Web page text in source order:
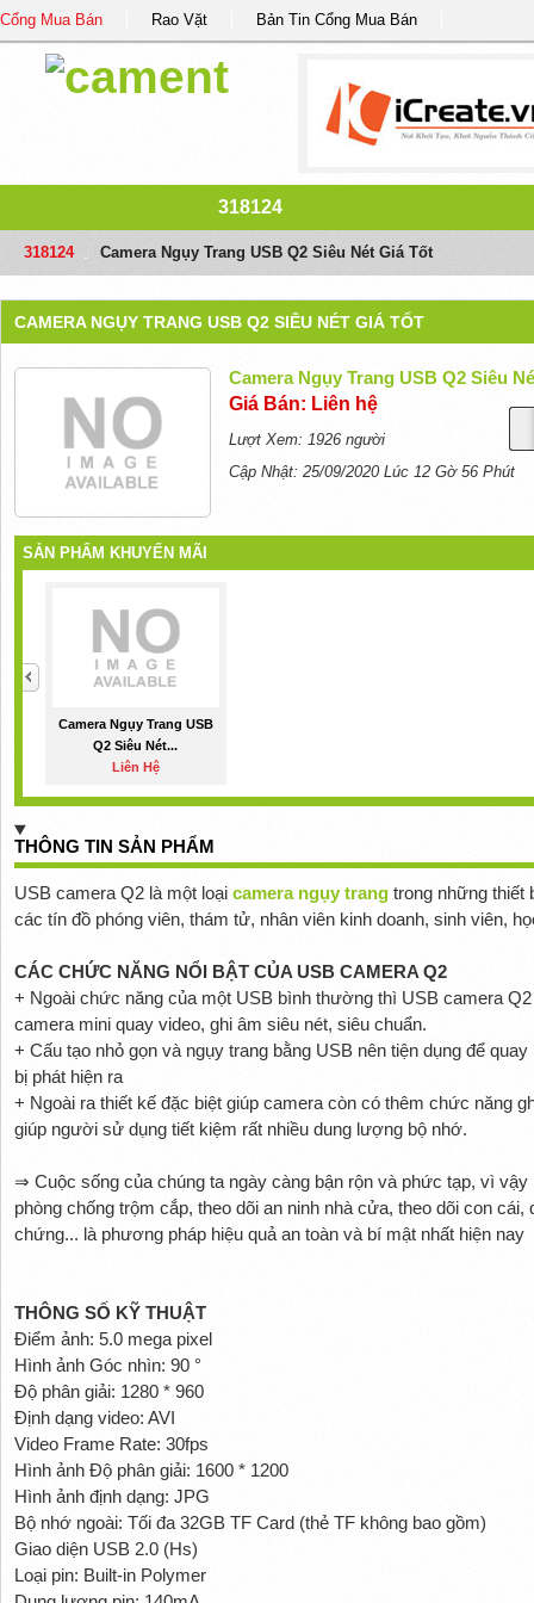
Cổng Mua Bán Rao Vặt Bản Tin Cổng Mua Bán
318124
318124 Camera Ngụy Trang USB Q2 Siêu Nét Giá Tốt
CAMERA NGỤY TRANG USB Q2 SIÊU NÉT GIÁ TỐT
Camera Ngụy Trang USB Q2 Siêu
Giá Bán: Liên hệ
Lượt Xem: 1926 người
Cập Nhật: 25/09/2020 Lúc 12 Gờ 56 Phút
SẢN PHẨM KHUYẾN MÃI
Camera Ngụy Trang USB
Q2 Siêu Nét...
Liên Hệ
THÔNG TIN SẢN PHẨM
USB camera Q2 là một loại camera ngụy trangtrong những thiết
các tín đồ phóng viên, thám tử, nhân viên kinh doanh, sinh viên,
CÁC CHỨC NĂNG NỔI BẬT CỦA USB CAMERA Q2
+ Ngoài chức năng của một USB bình thường thì USB camera
camera mini quay video, ghi âm siêu nét, siêu chuẩn.
+ Cấu tạo nhỏ gọn và ngụy trang bằng USB nên tiện dụng để
bị phát hiện ra
+ Ngoài ra thiết kế đặc biệt giúp camera còn có thêm chức năng
giúp người sử dụng tiết kiệm rất nhiều dung lượng bộ nhớ.
⇒ Cuộc sống của chúng ta ngày càng bận rộn và phức tạp, vì
phòng chống trộm cắp, theo dõi an ninh nhà cửa, theo dõi con
chứng... là phương pháp hiệu quả an toàn và bí mật nhất hiện nay
THÔNG SỐ KỸ THUẬT
Điểm ảnh: 5.0 mega pixel
Hình ảnh Góc nhìn: 90 °
Độ phân giải: 1280 * 960
Định dạng video: AVI
Video Frame Rate: 30fps
Hình ảnh Độ phân giải: 1600 * 1200
Hình ảnh định dạng: JPG
Bộ nhớ ngoài: Tối đa 32GB TF Card (thẻ TF không bao gồm)
Giao diện USB 2.0 (Hs)
Loại pin: Built-in Polymer